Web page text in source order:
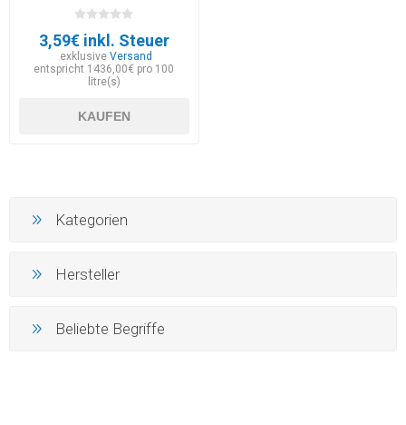
3,59€ inkl. Steuer
exklusiveVersand
entspricht 1436,00€ pro 100
litre(s)
KAUFEN
Kategorien
Hersteller
Beliebte Begriffe